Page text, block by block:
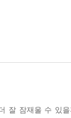
잘 잠재울 수 있